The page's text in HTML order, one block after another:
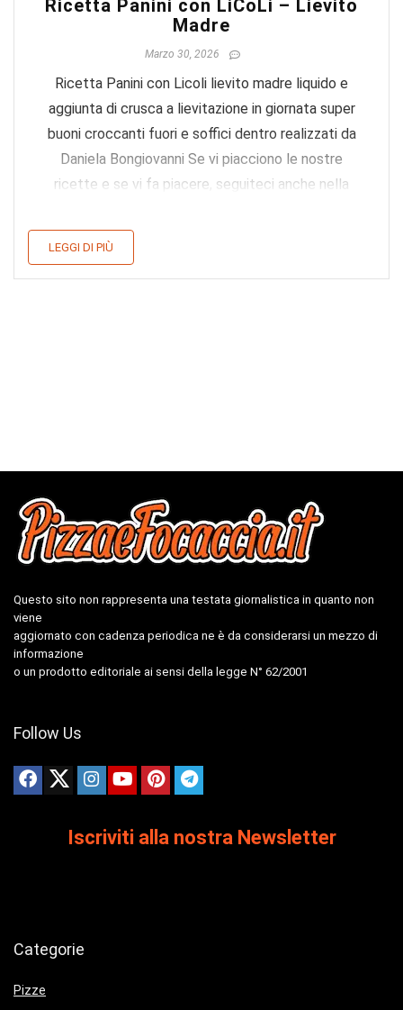
Ricetta Panini con LiCoLi – Lievito
Madre
Marzo 30, 2026
Ricetta Panini con Licoli lievito madre liquido e
aggiunta di crusca a lievitazione in giornata super
buoni croccanti fuori e soffici dentro realizzati da
Daniela Bongiovanni Se vi piacciono le nostre
ricette e se vi fa piacere, seguiteci anche nella
LEGGI DI PIÙ
Questo sito non rappresenta una testata giornalistica in quanto non
viene
aggiornato con cadenza periodica ne è da considerarsi un mezzo di
informazione
o un prodotto editoriale ai sensi della legge N° 62/2001
Follow Us
Iscriviti alla nostra Newsletter
Categorie
Pizze